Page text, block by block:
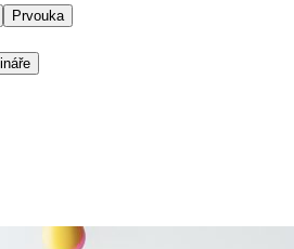
Prvouka